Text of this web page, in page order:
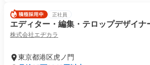
正社員
エディター・編集・テロップデザイナ
株式会社エヂカラ
東京都港区虎ノ門